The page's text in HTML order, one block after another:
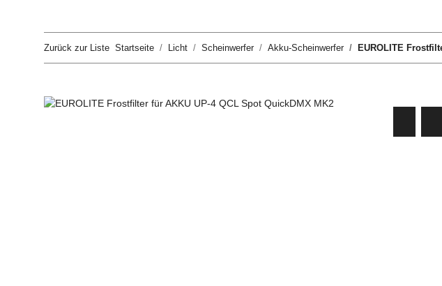
Zurück zur Liste Startseite Licht Scheinwerfer Akku-Scheinwerfer EUROLITE